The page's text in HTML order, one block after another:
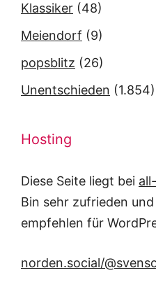
Klassiker (48)
Meiendorf (9)
popsblitz (26)
Unentschieden (1.854)
Hosting
Diese Seite liegt bei
Bin sehr zufrieden
empfehlen für
norden.social/